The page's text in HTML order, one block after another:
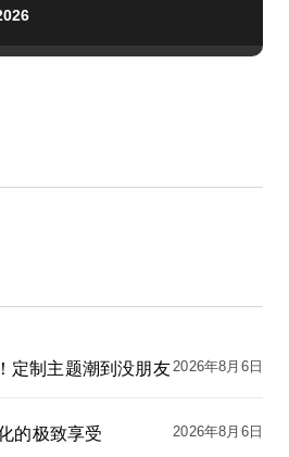
定制主题潮到没朋友2026年8月6日
的极致享受 2026年8月6日